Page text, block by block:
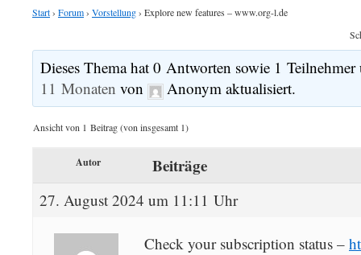
Start› Forum› Vorstellung› Explore new features – www.org-l.de
Dieses Thema hat 0 Antworten sowie 1
11 Monaten von Anonym aktualisiert.
Ansicht von 1 Beitrag (von insgesamt 1)
Autor Beiträge
27. August 2024 um 11:11 Uhr
Check your subscription status –